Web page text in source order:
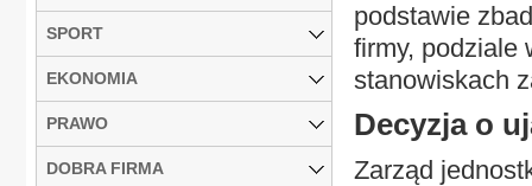
podstawie
firmy, podziale
stanowiskach
Decyzja o
Zarząd
SPORT
EKONOMIA
PRAWO
DOBRA FIRMA